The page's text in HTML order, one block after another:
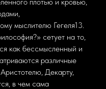
мыслителю Гегеля13.
сетует на то,
как бессмысленный и
различные
Декарту,
в чем сама